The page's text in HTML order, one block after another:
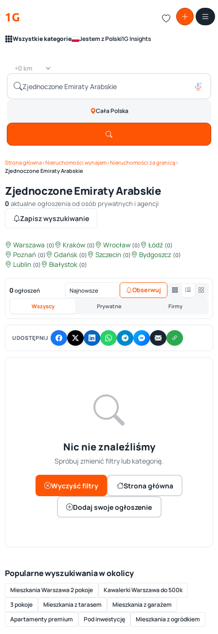
1G
Wszystkie kategorie Jestem z Polski1G Insights
Cała Polska
Strona główna›Nieruchomości wynajem›Nieruchomości za granicą›
Zjednoczone Emiraty Arabskie
Zjednoczone Emiraty Arabskie
0 aktualne ogłoszenia od osób prywatnych i agencji
Zapisz wyszukiwanie
Warszawa (0) Kraków (0) Wrocław (0) Łódź (0)
Poznań (0) Gdańsk (0) Szczecin (0) Bydgoszcz (0)
Lublin (0) Białystok (0)
0 ogłoszeń
Wszyscy Prywatne Firmy
Obserwuj
UDOSTĘPNIJ
Nic nie znaleźliśmy
Spróbuj zmienić filtry lub kategorię.
Wyczyść filtry Strona główna
Dodaj swoje ogłoszenie
Popularne wyszukiwania w okolicy
Mieszkania Warszawa 2 pokoje
Kawalerki Warszawa do 500k
3 pokoje
Mieszkania z tarasem
Mieszkania z garażem
Apartamenty premium
Pod inwestycję Mieszkania z ogródkiem